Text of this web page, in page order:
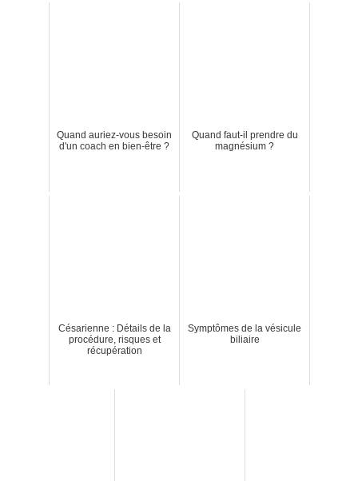
Quand auriez-vous besoin
d'un coach en bien-être ?
Quand faut-il prendre du
magnésium ?
Césarienne : Détails de la
procédure, risques et
récupération
Symptômes de la vésicule
biliaire